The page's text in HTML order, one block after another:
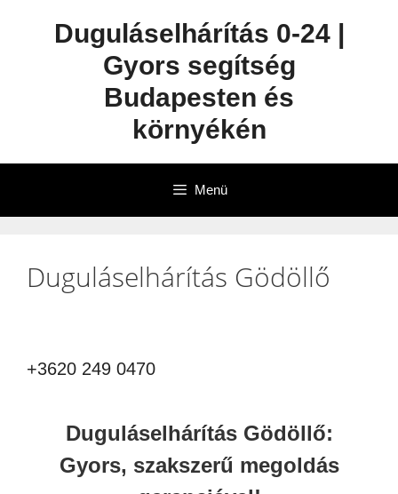
Duguláselhárítás 0-24 |
Gyors segítség
Budapesten és
környékén
Menü
Duguláselhárítás Gödöllő
+3620 249 0470
Duguláselhárítás Gödöllő:
Gyors, szakszerű megoldás